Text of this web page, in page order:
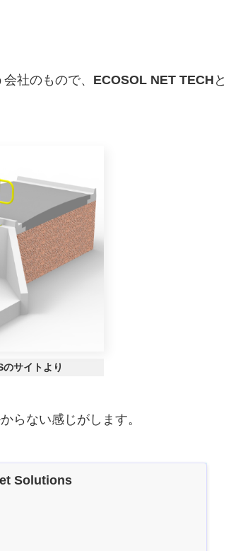
会社のもので、 ECOSOL NET TECH と
サイトより
らない感じがします。
Solutions